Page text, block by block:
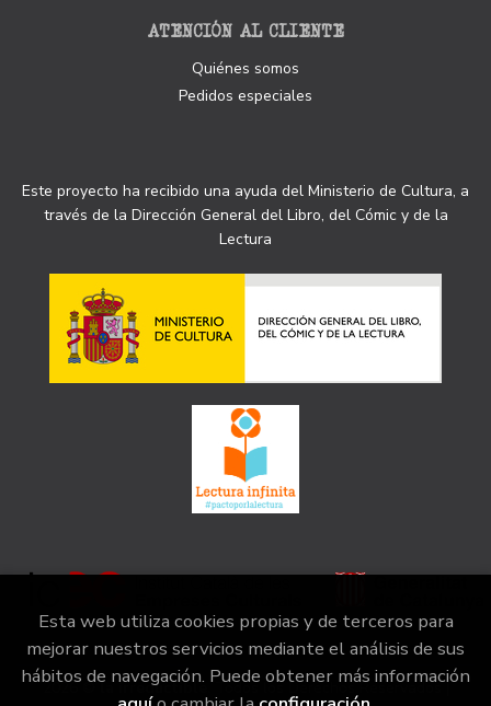
ATENCIÓN AL CLIENTE
Quiénes somos
Pedidos especiales
Este proyecto ha recibido una ayuda del Ministerio de Cultura, a
través de la Dirección General del Libro, del Cómic y de la
Lectura
2026 ©la irreductible . Todos los Derechos Reservados |
Esta web utiliza cookies propias y de terceros para
mejorar nuestros servicios mediante el análisis de sus
hábitos de navegación. Puede obtener más información